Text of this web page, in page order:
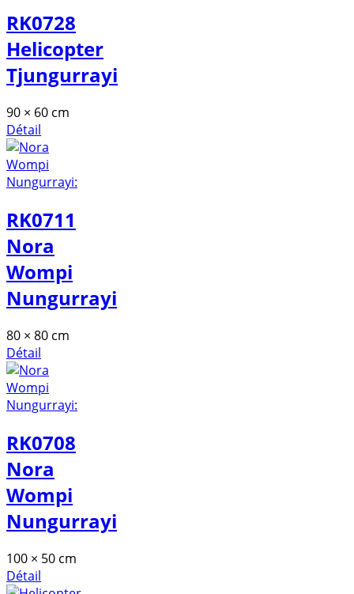
RK0728
Helicopter
Tjungurrayi
90 × 60 cm
Détail
RK0711
Nora
Wompi
Nungurrayi
80 × 80 cm
Détail
RK0708
Nora
Wompi
Nungurrayi
100 × 50 cm
Détail